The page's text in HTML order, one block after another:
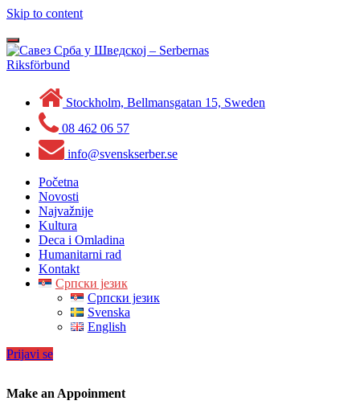
Skip to content
Toggle
navigation
Stockholm, Bellmansgatan 15, Sweden
08 462 06 57
info@svenskserber.se
Početna
Novosti
Najvažnije
Kultura
Deca i Omladina
Humanitarni rad
Kontakt
Српски језик
Српски језик
Svenska
English
Prijavi se
Make an Appoinment